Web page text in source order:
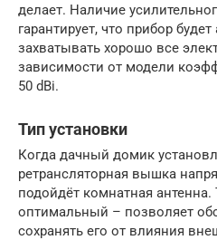
делает. Наличие
гарантирует, что прибор
захватывать хорошо все
зависимости от модели
50 dBi.
Тип установки
Когда дачный домик
ретрансляторная вышка
подойдёт комнатная антенна.
оптимальный – позволяет
сохранять его от влияния